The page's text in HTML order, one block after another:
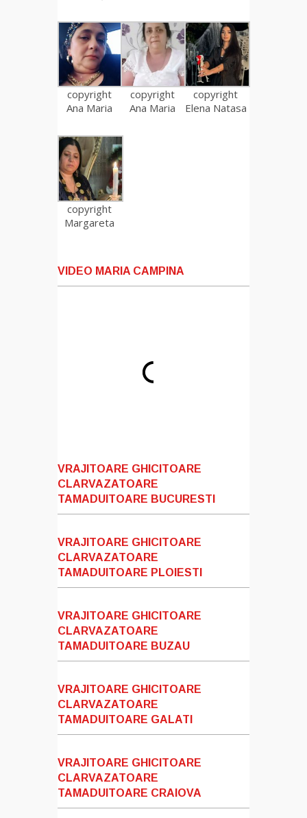
copyright
Ana Maria
copyright
Ana Maria
copyright
Elena Natasa
copyright
Margareta
VIDEO MARIA CAMPINA
VRAJITOARE GHICITOARE
CLARVAZATOARE
TAMADUITOARE BUCURESTI
VRAJITOARE GHICITOARE
CLARVAZATOARE
TAMADUITOARE PLOIESTI
VRAJITOARE GHICITOARE
CLARVAZATOARE
TAMADUITOARE BUZAU
VRAJITOARE GHICITOARE
CLARVAZATOARE
TAMADUITOARE GALATI
VRAJITOARE GHICITOARE
CLARVAZATOARE
TAMADUITOARE CRAIOVA